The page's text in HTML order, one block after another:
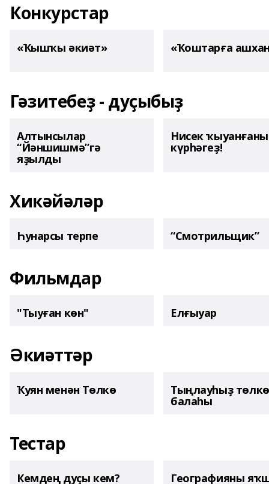
Конкурстар
«Ҡышҡы әкиәт» «Ҡоштарға
Гәзитебеҙ - дуҫыбыҙ
Алтынсылар
“Йәншишмә”гә
яҙылды
Нисек
күрһәгеҙ!
Хикәйәләр
Һунарсы терпе “Смотрильщик”
Фильмдар
"Тыуған көн" Елғыуар
Әкиәттәр
Ҡуян менән Төлкө Тыңлауһыҙ төлкө
балаһы
Тестар
Кемдең дуҫы кем? Географияны